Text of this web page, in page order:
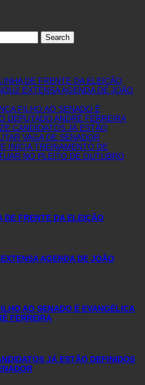
DE FRENTE DA ELEIÇÃO
EXTENSA AGENDA DE JOÃO
FILHO AO SENADO É
DEPUTADO ANDRÉ FERREIRA
CANDIDATOS JÁ ESTÃO
VAGA DE SENADOR
INICIA TREINAMENTO DE
NO PLEITO DE OUTUBRO
DE FRENTE DA ELEIÇÃO
AGENDA DE JOÃO
AO SENADO É EVANGÉLICA
FERREIRA
JÁ ESTÃO DEFINIDOS